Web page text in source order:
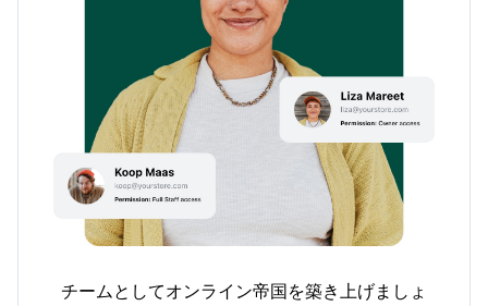
チームとしてオンライン帝国を築き上げましょ